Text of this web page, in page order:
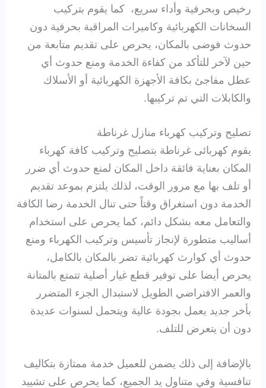
رخيص وبحرفية وأداء سريع، كما يقوم بتركيب
السخانات الكهربائية وكاميرات المراقبة بحرفية دون
حدوث فوضى بالمكان، يحرص على تقديم متابعة من
حين لآخر للتأكد من كفاءة الخدمة ومنع حدوث أي
عطل مفاجئ بكافة الأجهزة الكهربائية أو الأسلاك
والكابلات التي تم تركيبها.
تصليح وتركيب كهرباء منازل غرناطة
يقوم كهربائى غرناطة بتصليح وتركيب كافة كهرباء
المكان بعناية فائقة داخل المكان لمنع حدوث أي ضرر
أو تلف بها مع مرور الوقت، لذلك يلتزم بموعد تقديم
الخدمة دون استغراق وقتاً حتى تنال الخدمة رضا الكافة
والتعامل معه بشكل دائم، كما يحرص على استخدام
أساليب متطورة لإنجاز تأسيس وتركيب الكهرباء ومنع
حدوث أي كوارث كهربائية تضر بالمكان بالكامل،
يحرص أيضا على توفير قطع غيار أصلية تتمتع بالمتانة
والعمر الافتراضي الطويل لاستبدال الجزء المتضرر
بأخر جديد يعمل بجودة عالية ويتحمل لسنوات عديدة
دون أن يتعرض للتلف.
بالإضافة إلى ذلك يضمن للعميل خدمة ممتازة بتكاليف
تنافسية وفي متناول يد الجميع، كما يحرص على تشييد